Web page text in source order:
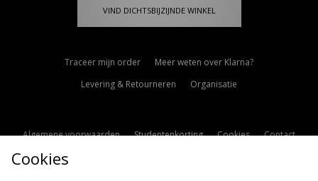
VIND DICHTSBIJZIJNDE WINKEL
Traceer mijn order
Meer weten over Klarna?
Levering & Retourneren
Organisatie
Algemene voorwaarden Studentenkorting Cookies
Contact
Cookie Instellingen
Cookies